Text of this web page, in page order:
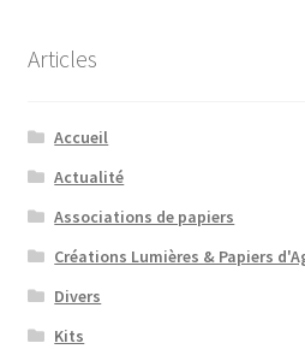
Articles
Accueil
Actualité
Associations de papiers
Créations Lumières & Papiers
Divers
Kits